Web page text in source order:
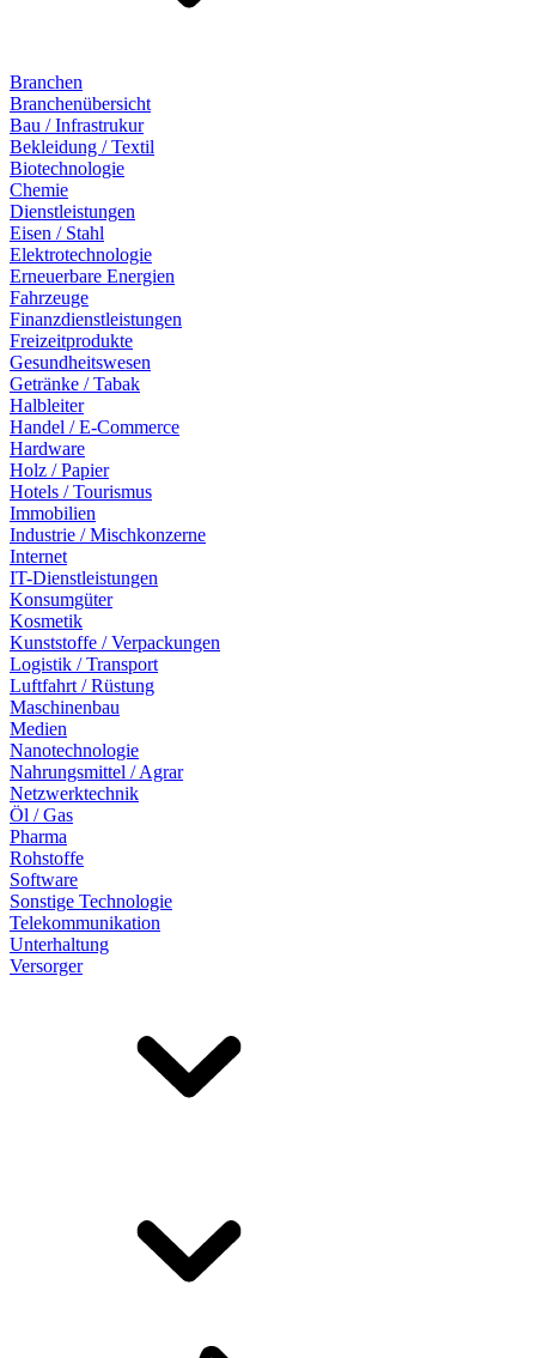
Branchen
Branchenübersicht
Bau / Infrastrukur
Bekleidung / Textil
Biotechnologie
Chemie
Dienstleistungen
Eisen / Stahl
Elektrotechnologie
Erneuerbare Energien
Fahrzeuge
Finanzdienstleistungen
Freizeitprodukte
Gesundheitswesen
Getränke / Tabak
Halbleiter
Handel / E-Commerce
Hardware
Holz / Papier
Hotels / Tourismus
Immobilien
Industrie / Mischkonzerne
Internet
IT-Dienstleistungen
Konsumgüter
Kosmetik
Kunststoffe / Verpackungen
Logistik / Transport
Luftfahrt / Rüstung
Maschinenbau
Medien
Nanotechnologie
Nahrungsmittel / Agrar
Netzwerktechnik
Öl / Gas
Pharma
Rohstoffe
Software
Sonstige Technologie
Telekommunikation
Unterhaltung
Versorger